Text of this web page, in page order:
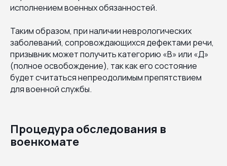
исполнением военных обязанностей.
Таким образом, при наличии неврологических
заболеваний, сопровождающихся дефектами речи,
призывник может получить категорию «В» или «Д»
(полное освобождение), так как его состояние
будет считаться непреодолимым препятствием
для военной службы.
Процедура обследования в
военкомате